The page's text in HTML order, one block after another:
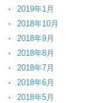
2019年1月
2018年10月
2018年9月
2018年8月
2018年7月
2018年6月
2018年5月